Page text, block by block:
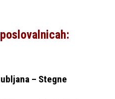
– Stegne